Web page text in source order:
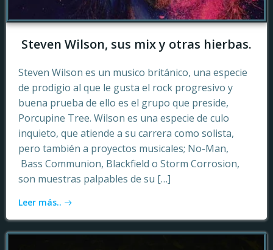
Steven Wilson, sus mix y otras hierbas.
Steven Wilson es un musico británico, una especie
de prodigio al que le gusta el rock progresivo y
buena prueba de ello es el grupo que preside,
Porcupine Tree. Wilson es una especie de culo
inquieto, que atiende a su carrera como solista,
pero también a proyectos musicales; No-Man,
Bass Communion, Blackfield o Storm Corrosion,
son muestras palpables de su […]
Leer más..